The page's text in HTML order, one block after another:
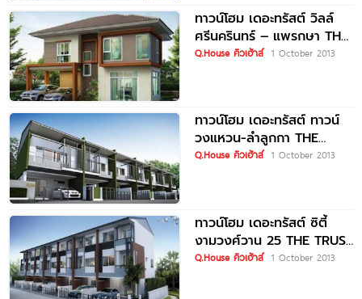
ทาวน์โฮม เดอะทรัสต์ วิลล์
ศรีนครินทร์ – แพรกษา THE
TRUST VILLE
Q.House คิวเฮ้าส์ 1 October 2013
ทาวน์โฮม เดอะทรัสต์ ทาวน์
วงแหวน-ลำลูกกา THE
TRUST TOWN
Q.House คิวเฮ้าส์ 1 October 2013
ทาวน์โฮม เดอะทรัสต์ ซิตี้
งามวงศ์วาน 25 THE TRUST
CITY
Q.House คิวเฮ้าส์ 1 October 2013